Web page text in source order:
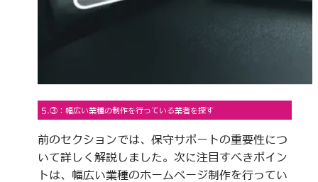
5.③：幅広い業種の制作を行っている業者を探す
前のセクションでは、保守サポートの重要性につ
いて詳しく解説しました。次に注目すべきポイン
トは、幅広い業種のホームページ制作を行ってい